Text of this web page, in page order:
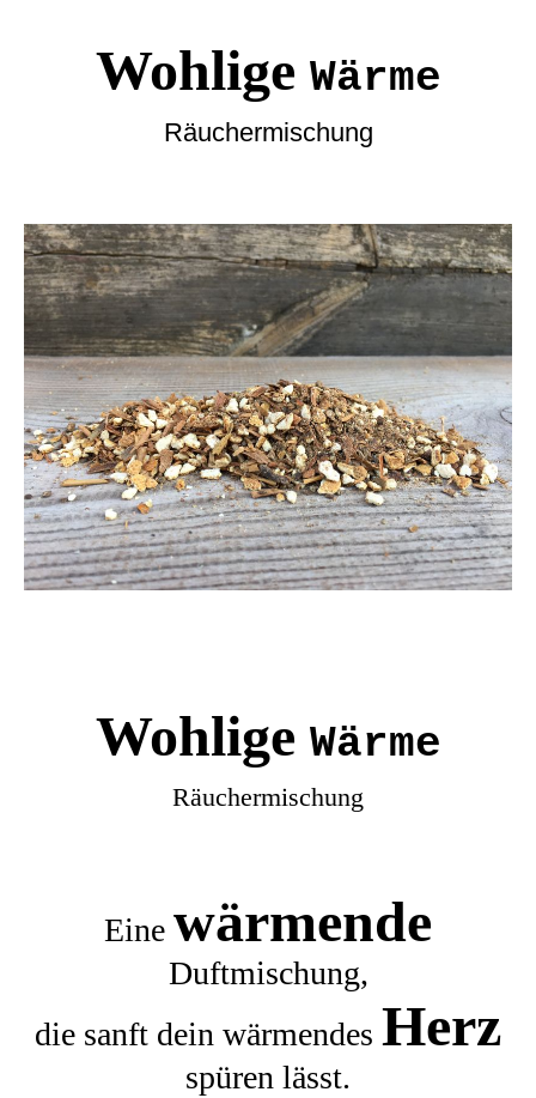
Wohlige Wärme
Räuchermischung
Wohlige Wärme
Räuchermischung
Eine wärmende
Duftmischung,
die sanft dein wärmendes Herz
spüren lässt.